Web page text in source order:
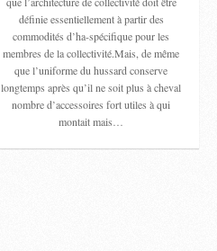
définie essentiellement à partir des
commodités d’ha-spécifique pour les
membres de la collectivité.Mais, de même
que l’uniforme du hussard conserve
longtemps après qu’il ne soit plus à cheval
nombre d’accessoires fort utiles à qui
montait mais…